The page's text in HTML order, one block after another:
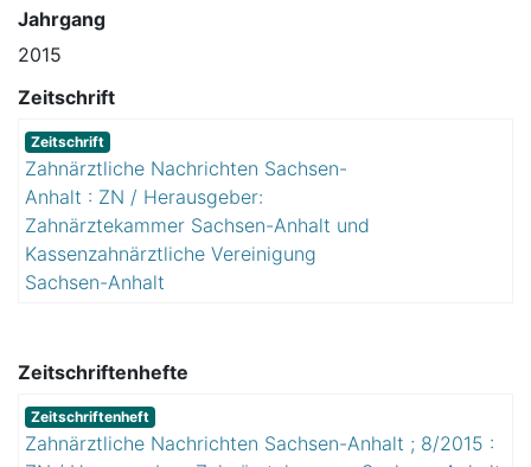
Jahrgang
2015
Zeitschrift
Zeitschrift
Zahnärztliche Nachrichten Sachsen-
Anhalt : ZN / Herausgeber:
Zahnärztekammer Sachsen-Anhalt und
Kassenzahnärztliche Vereinigung
Sachsen-Anhalt
Zeitschriftenhefte
Zeitschriftenheft
Zahnärztliche Nachrichten Sachsen-Anhalt ; 8/2015 :